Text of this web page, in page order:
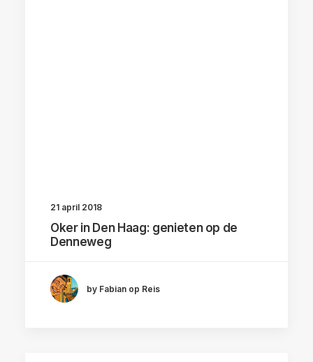
21 april 2018
Oker in Den Haag: genieten op de
Denneweg
by Fabian op Reis